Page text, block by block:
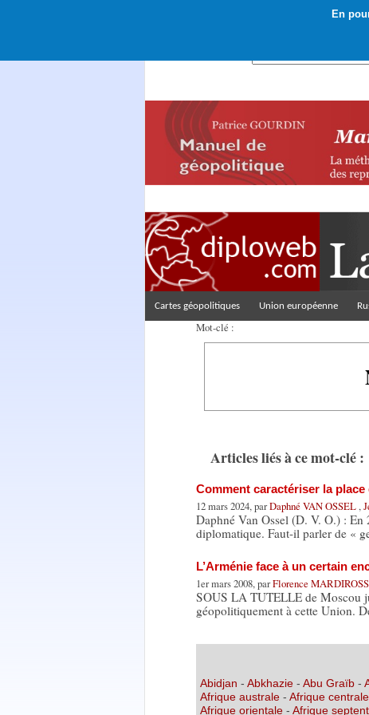
En
Cartes géopolitiques Union européenne
Mot-clé :
Articles liés à ce mot-clé :
Comment caractériser la
12 mars 2024, parDaphné VAN OSSEL,
Daphné Van Ossel (D. V. O.) : En
diplomatique. Faut-il parler de «
L’Arménie face à un certain
1er mars 2008, parFlorence
SOUS LA TUTELLE de Moscou
géopolitiquement à cette Union.
Abidjan - Abkhazie- Abu Graïb-
Afrique australe- Afrique centrale
Afrique orientale - Afrique